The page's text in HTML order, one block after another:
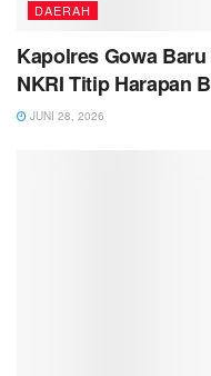
DAERAH
Kapolres Gowa
NKRI Titip Harapan
JUNI 28, 2026